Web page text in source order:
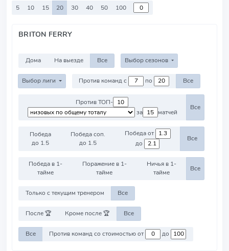
5 10 15 20 30 40 50 100
BRITON FERRY
Дома На выезде Все Выбор сезонов
Выбор лиги Против команд с по Все
Против ТОП-
за
матчей
Все
Победа
до 1.5
Победа соп.
до 1.5
Победа от
до
Все
Победа в 1-
тайме
Поражение в 1-
тайме
Ничья в 1-
тайме
Все
Только с текущим тренером Все
После 🏆 Кроме после 🏆 Все
Все Против команд со стоимостью от до